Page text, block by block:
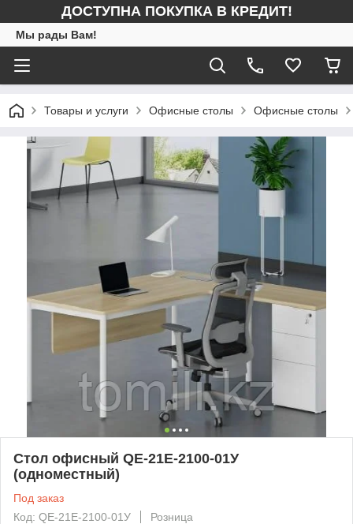
ДОСТУПНА ПОКУПКА В КРЕДИТ!
Мы рады Вам!
Товары и услуги Офисные столы Офисные столы
Стол офисный QE-21Е-2100-01У
(одноместный)
Под заказ
Код: QE-21Е-2100-01У
Розница